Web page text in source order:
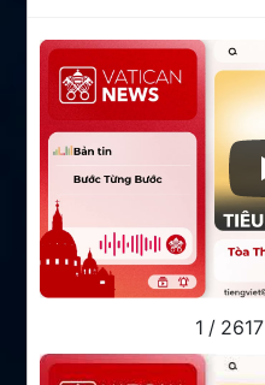
1 / 2617